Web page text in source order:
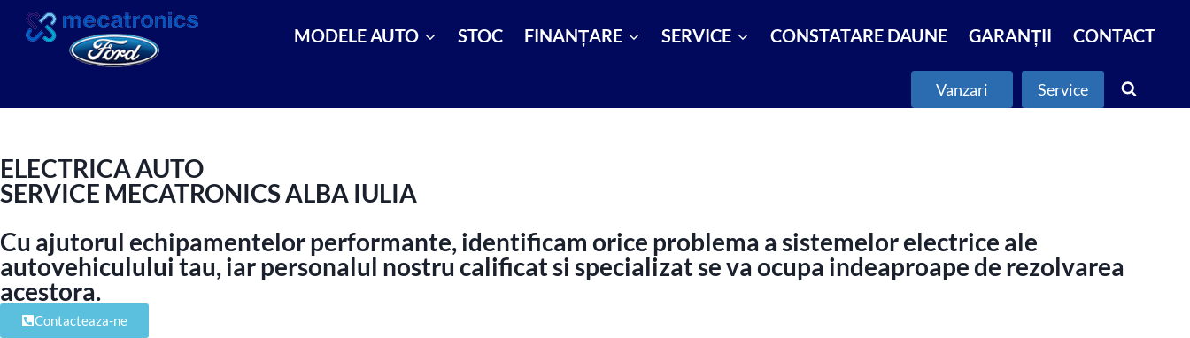
MODELE AUTO STOC FINANȚARE SERVICE CONSTATARE DAUNE GARANȚII CONTACT
Vanzari Service
ELECTRICA AUTO
SERVICE MECATRONICS ALBA IULIA
Cu ajutorul echipamentelor performante, identificam orice problema a sistemelor electrice ale
autovehiculului tau, iar personalul nostru calificat si specializat se va ocupa indeaproape de rezolvarea
acestora.
Contacteaza-ne